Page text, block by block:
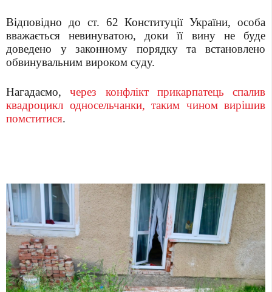
Відповідно до ст. 62 Конституції України, особа
вважається невинуватою, доки її вину не буде
доведено у законному порядку та встановлено
обвинувальним вироком суду.
Нагадаємо,через конфлікт прикарпатець спалив
квадроцикл односельчанки, таким чином вирішив
помститися.